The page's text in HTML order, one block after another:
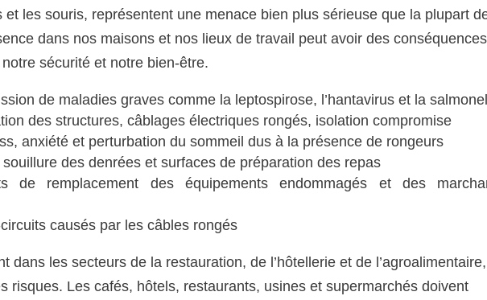
les souris, représentent une menace bien plus sérieuse que la plupart
dans nos maisons et nos lieux de travail peut avoir des conséquences
sécurité et notre bien-être.
de maladies graves comme la leptospirose, l’hantavirus et la
des structures, câblages électriques rongés, isolation compromise
anxiété et perturbation du sommeil dus à la présence de rongeurs
des denrées et surfaces de préparation des repas
de remplacement des équipements endommagés et des
causés par les câbles rongés
dans les secteurs de la restauration, de l’hôtellerie et de
risques. Les cafés, hôtels, restaurants, usines et supermarchés doivent